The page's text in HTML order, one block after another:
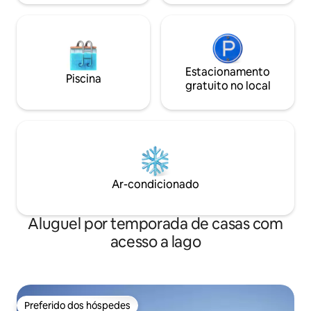
Piscina
Estacionamento
gratuito no local
Ar-condicionado
Aluguel por temporada de casas com
acesso a lago
Preferido dos hóspedes